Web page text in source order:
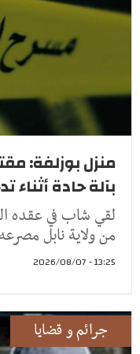
منزل بوزلفة:
بآلة حادة
لقي شاب في عقده
من ولاية نابل
13:25 - 2026/08/07
جرائم و قضايا